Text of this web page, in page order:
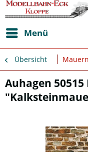
Menü
Übersicht Mauern
Auhagen